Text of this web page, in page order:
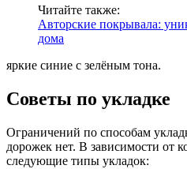
Читайте также:
Авторские покрывала:
дома
яркие синие с зелёным тона.
Советы по укладке
Ограничений по способам
дорожек нет. В зависимости от
следующие типы укладок: